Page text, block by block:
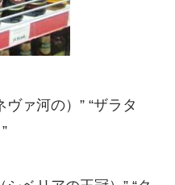
ァ河の）” “ザラタ